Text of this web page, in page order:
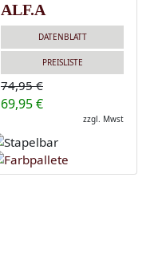
ALF.A
DATENBLATT
PREISLISTE
74,95 €
69,95 €
zzgl. Mwst